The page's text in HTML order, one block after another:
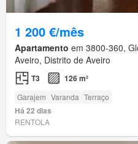
1 200 €/mês
Apartamento em 3800-360,
Aveiro, Distrito de Aveiro
T3 126 m²
Garajem Varanda Terraço
Há 22 dias
RENTOLA